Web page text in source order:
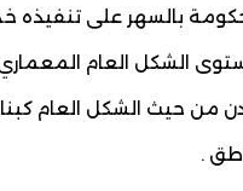
بالسهر على تنفيذه
الشكل العام
حيث الشكل العام
.